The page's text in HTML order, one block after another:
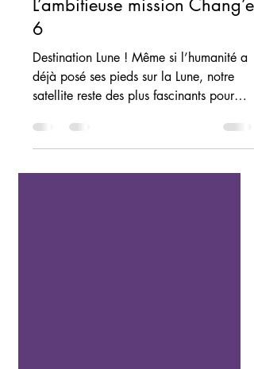
12 mai 2025
L’ambitieuse mission Chang’e
6
Destination Lune ! Même si l’humanité a
satellite reste des plus fascinants pour
l’humanité....